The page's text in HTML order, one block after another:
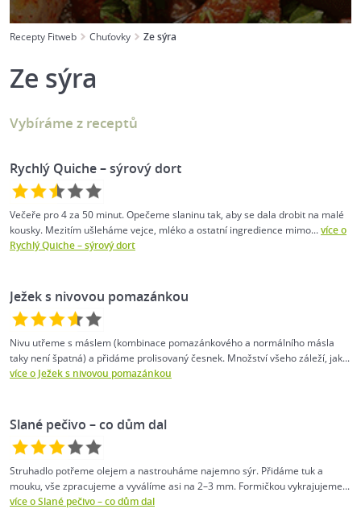
Recepty Fitweb Chuťovky Ze sýra
Ze sýra
Vybíráme z receptů
Rychlý Quiche – sýrový dort
Večeře pro 4 za 50 minut. Opečeme slaninu tak, aby se dala drobit na malé
kousky. Mezitím ušleháme vejce, mléko a ostatní ingredience mimo...více o
Rychlý Quiche – sýrový dort
Ježek s nivovou pomazánkou
Nivu utřeme s máslem (kombinace pomazánkového a normálního másla
taky není špatná) a přidáme prolisovaný česnek. Množství všeho záleží, jak...
více o Ježek s nivovou pomazánkou
Slané pečivo – co dům dal
Struhadlo potřeme olejem a nastrouháme najemno sýr. Přidáme tuk a
mouku, vše zpracujeme a vyválíme asi na 2–3 mm. Formičkou vykrajujeme...
více o Slané pečivo – co dům dal